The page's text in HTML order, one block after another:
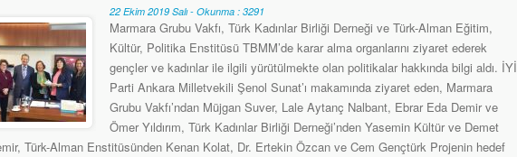
22 Ekim 2019 Salı - Okunma : 3291
Marmara Grubu Vakfı, Türk Kadınlar Birliği Derneği ve Türk-Alman Eğitim,
Kültür, Politika Enstitüsü TBMM’de karar alma organlarını ziyaret ederek
gençler ve kadınlar ile ilgili yürütülmekte olan politikalar hakkında bilgi aldı. İYİ
Parti Ankara Milletvekili Şenol Sunat’ı makamında ziyaret eden, Marmara
Grubu Vakfı’ndan Müjgan Suver, Lale Aytanç Nalbant, Ebrar Eda Demir ve
Ömer Yıldırım, Türk Kadınlar Birliği Derneği’nden Yasemin Kültür ve Demet
Türk-Alman Enstitüsünden Kenan Kolat, Dr. Ertekin Özcan ve Cem Gençtürk Projenin hedef